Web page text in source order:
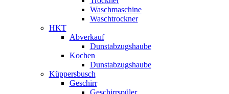
Waschmaschine
Waschtrockner
HKT
Abverkauf
Dunstabzugshaube
Kochen
Dunstabzugshaube
Küppersbusch
Geschirr
Geschirrspüler